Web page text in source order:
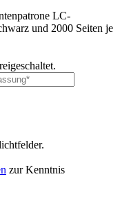
LC-
und 2000 Seiten je
zur Kenntnis